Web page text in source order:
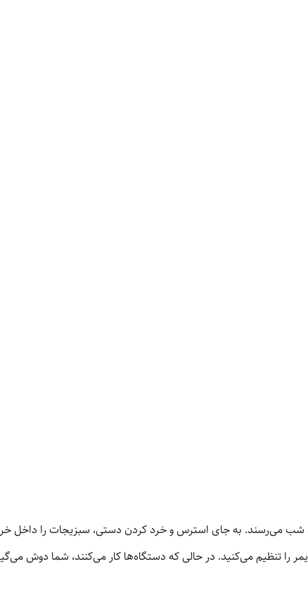
ساعت ۶ عصر است و شما خسته از محل کار به خانه می‌رسید. مهمانان شما ساعت ۸ شب می‌رسند. به جای استرس و خرد کردن دستی،
را تنظیم می‌کنید. در حالی که دستگاه‌ها کار می‌کنند، شما دوش